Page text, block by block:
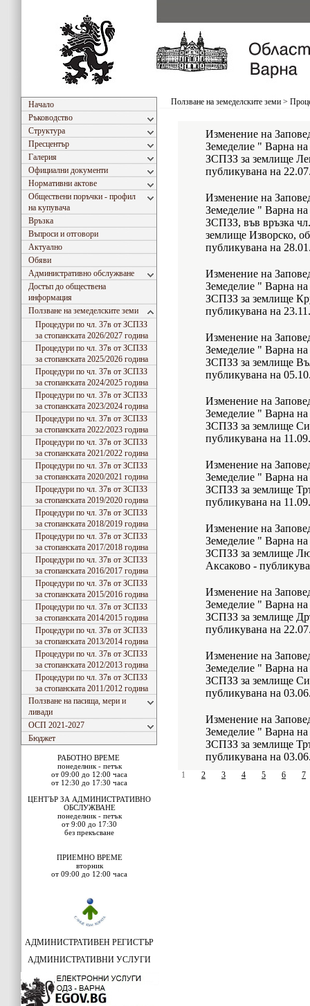
Начало
Ръководство
Структура
Пресцентър
Галерия
Официални документи
Нормативни актове
Обществени поръчки - профил
на купувача
Връзка
Въпроси и отговори
Актуално
Обяви
Административно обслужване
Достъп до обществена
информация
Ползване на земеделските земи
Процедури по чл. 37в от ЗСПЗЗ
за стопанската 2026/2027 година
Процедури по чл. 37в от ЗСПЗЗ
за стопанската 2025/2026 година
Процедури по чл. 37в от ЗСПЗЗ
за стопанската 2024/2025 година
Процедури по чл. 37в от ЗСПЗЗ
за стопанската 2023/2024 година
Процедури по чл. 37в от ЗСПЗЗ
за стопанската 2022/2023 година
Процедури по чл. 37в от ЗСПЗЗ
за стопанската 2021/2022 година
Процедури по чл. 37в от ЗСПЗЗ
за стопанската 2020/2021 година
Процедури по чл. 37в от ЗСПЗЗ
за стопанската 2019/2020 година
Процедури по чл. 37в от ЗСПЗЗ
за стопанската 2018/2019 година
Процедури по чл. 37в от ЗСПЗЗ
за стопанската 2017/2018 година
Процедури по чл. 37в от ЗСПЗЗ
за стопанската 2016/2017 година
Процедури по чл. 37в от ЗСПЗЗ
за стопанската 2015/2016 година
Процедури по чл. 37в от ЗСПЗЗ
за стопанската 2014/2015 година
Процедури по чл. 37в от ЗСПЗЗ
за стопанската 2013/2014 година
Процедури по чл. 37в от ЗСПЗЗ
за стопанската 2012/2013 година
Процедури по чл. 37в от ЗСПЗЗ
за стопанската 2011/2012 година
Ползване на пасища, мери и
ливади
ОСП 2021-2027
Бюджет
РАБОТНО ВРЕМЕ
понеделник - петък
от 09:00 до 12:00 часа
от 12:30 до 17:30 часа
ЦЕНТЪР ЗА АДМИНИСТРАТИВНО
ОБСЛУЖВАНЕ
понеделник - петък
от 9:00 до 17:30
без прекъсване
ПРИЕМНО ВРЕМЕ
вторник
от 09:00 до 12:00 часа
АДМИНИСТРАТИВЕН РЕГИСТЪР
АДМИНИСТРАТИВНИ УСЛУГИ
Ползване на земеделските земи >
Изменение на
Земеделие " Варна
ЗСПЗЗ за землище
публикувана на
Изменение на
Земеделие " Варна
ЗСПЗЗ, във връзка
землище Изворско,
публикувана на
Изменение на
Земеделие " Варна
ЗСПЗЗ за землище
публикувана на
Изменение на
Земеделие " Варна
ЗСПЗЗ за землище
публикувана на
Изменение на
Земеделие " Варна
ЗСПЗЗ за землище
публикувана на
Изменение на
Земеделие " Варна
ЗСПЗЗ за землище
публикувана на
Изменение на
Земеделие " Варна
ЗСПЗЗ за землище
Аксаково -
Изменение на
Земеделие " Варна
ЗСПЗЗ за землище
публикувана на
Изменение на
Земеделие " Варна
ЗСПЗЗ за землище
публикувана на
Изменение на
Земеделие " Варна
ЗСПЗЗ за землище
публикувана на
1 2 3 4 5 6 7